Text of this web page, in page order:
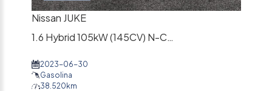
Nissan JUKE
1.6 Hybrid 105kW (145CV) N-Connecta
2023-06-30
Gasolina
38.520km